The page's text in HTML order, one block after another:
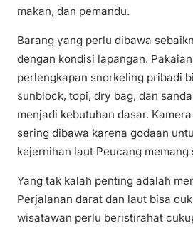
makan, dan pemandu.
Barang yang perlu dibawa
dengan kondisi lapangan.
perlengkapan snorkeling pribadi
sunblock, topi, dry bag, dan
menjadi kebutuhan dasar.
sering dibawa karena godaan
kejernihan laut Peucang memang
Yang tak kalah penting adalah
Perjalanan darat dan laut bisa
wisatawan perlu beristirahat